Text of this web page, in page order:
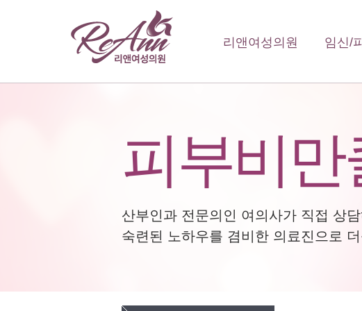
리앤여성의원 임신/
피부비만
산부인과 전문의인 여의사가 직접 상
숙련된 노하우를 겸비한 의료진으로